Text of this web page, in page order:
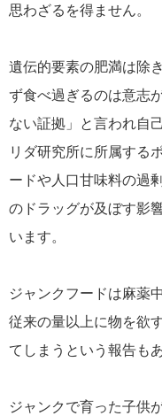
思わざるを得ません。
遺伝的要素の肥満は除
ず食べ過ぎるのは意志
ない証拠」と言われ自
リダ研究所に所属する
ードや人口甘味料の過
のドラッグが及ぼす影
います。
ジャンクフードは麻薬
従来の量以上に物を欲
てしまうという報告も
ジャンクで育った子供